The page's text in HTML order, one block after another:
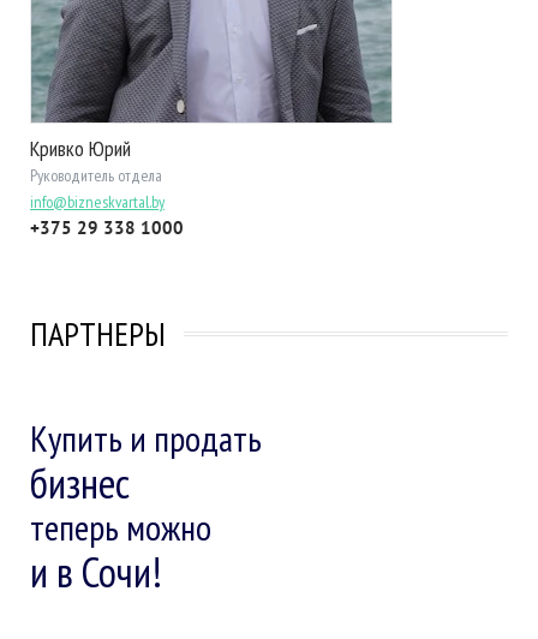
Кривко Юрий
Руководитель отдела
info@bizneskvartal.by
+375 29 338 1000
ПАРТНЕРЫ
Купить и продать
бизнес
теперь можно
и в Сочи!